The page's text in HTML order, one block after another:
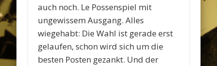
auch noch. Le Possenspiel mit
ungewissem Ausgang. Alles
wiegehabt: Die Wahl ist gerade erst
gelaufen, schon wird sich um die
besten Posten gezankt. Und der